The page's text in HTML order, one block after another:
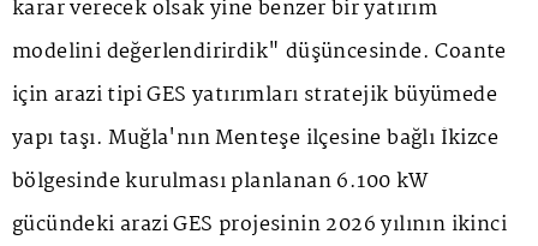
karar verecek olsak yine benzer bir yatırım
modelini değerlendirirdik" düşüncesinde. Coante
için arazi tipi GES yatırımları stratejik büyümede
yapı taşı. Muğla'nın Menteşe ilçesine bağlı İkizce
bölgesinde kurulması planlanan 6.100 kW
gücündeki arazi GES projesinin 2026 yılının ikinci